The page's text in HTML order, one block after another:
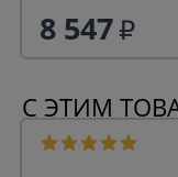
8 547
С ЭТИМ